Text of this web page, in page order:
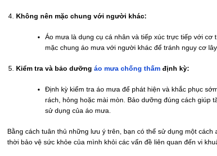
Không nên mặc chung với người khác:
Áo mưa là dụng cụ cá nhân và tiếp xúc trực tiếp với cơ
mặc chung áo mưa với người khác để tránh nguy cơ
Kiểm tra và bảo dưỡngáo mưa chống thấm định kỳ:
Định kỳ kiểm tra áo mưa để phát hiện và khắc phục
rách, hỏng hoặc mài mòn. Bảo dưỡng đúng cách giúp
sử dụng của áo mưa.
Bằng cách tuân thủ những lưu ý trên, bạn có thể sử dụng một cách
thời bảo vệ sức khỏe của mình khỏi các vấn đề liên quan đến vi